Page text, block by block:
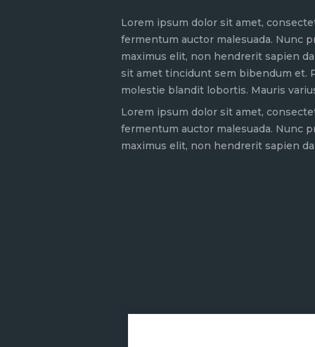
Lorem ipsum dolor sit amet,
fermentum auctor malesuada. Nunc
maximus elit, non hendrerit sapien
sit amet tincidunt sem bibendum et.
molestie blandit lobortis. Mauris
Lorem ipsum dolor sit amet,
fermentum auctor malesuada. Nunc
maximus elit, non hendrerit sapien